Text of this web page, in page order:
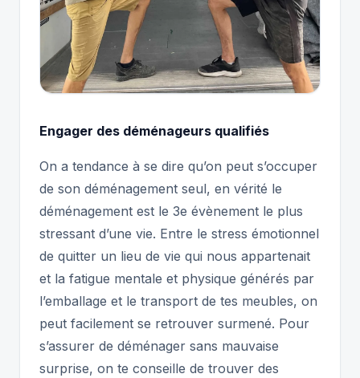
Engager des déménageurs qualifiés
On a tendance à se dire qu’on peut s’occuper
de son déménagement seul, en vérité le
déménagement est le 3e évènement le plus
stressant d’une vie. Entre le stress émotionnel
de quitter un lieu de vie qui nous appartenait
et la fatigue mentale et physique générés par
l’emballage et le transport de tes meubles, on
peut facilement se retrouver surmené. Pour
s’assurer de déménager sans mauvaise
surprise, on te conseille de trouver des